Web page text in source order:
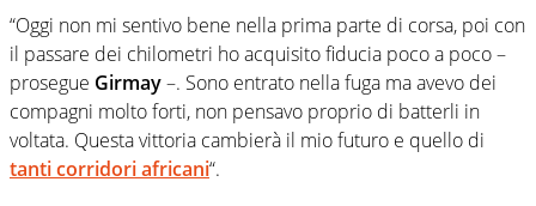
“Oggi non mi sentivo bene nella prima parte di corsa, poi con
il passare dei chilometri ho acquisito fiducia poco a poco –
prosegue Girmay–. Sono entrato nella fuga ma avevo dei
compagni molto forti, non pensavo proprio di batterli in
voltata. Questa vittoria cambierà il mio futuro e quello di
tanti corridori africani“.